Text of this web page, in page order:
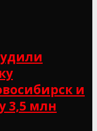
и
3,5 млн